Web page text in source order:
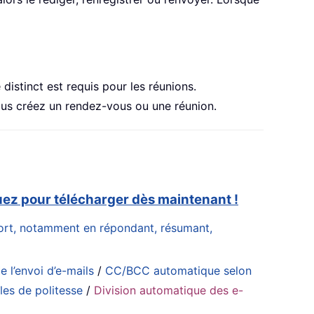
est requis pour les réunions.
créez un rendez-vous ou une réunion.
pour télécharger dès maintenant !
notamment en répondant, résumant,
l’envoi d’e-mails / CC/BCC automatique selon
de politesse / Division automatique des e-